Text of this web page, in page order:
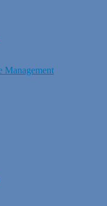
Management